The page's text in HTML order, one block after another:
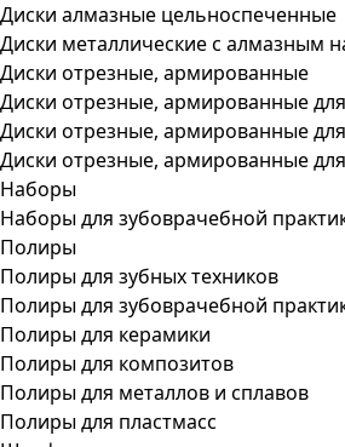
Диски алмазные цельноспеченные
Диски металлические с алмазным
Диски отрезные, армированные
Диски отрезные, армированные
Диски отрезные, армированные
Диски отрезные, армированные
Наборы
Наборы для зубоврачебной
Полиры
Полиры для зубных техников
Полиры для зубоврачебной
Полиры для керамики
Полиры для композитов
Полиры для металлов и сплавов
Полиры для пластмасс